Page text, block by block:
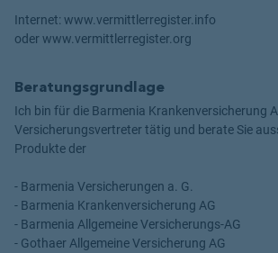
Internet: www.vermittlerregister.info
oder www.vermittlerregister.org
Beratungsgrundlage
Ich bin für die Barmenia Krankenversicherung
Versicherungsvertreter tätig und berate Sie
Produkte der
- Barmenia Versicherungen a. G.
- Barmenia Krankenversicherung AG
- Barmenia Allgemeine Versicherungs-AG
- Gothaer Allgemeine Versicherung AG